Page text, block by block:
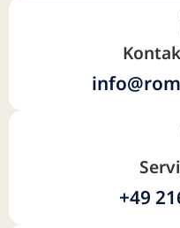
+49